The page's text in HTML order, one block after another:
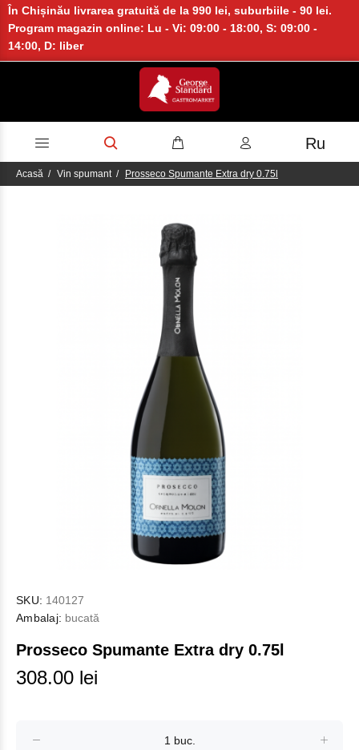
În Chișinău livrarea gratuită de la 990 lei, suburbiile - 90 lei.
Program magazin online: Lu - Vi: 09:00 - 18:00, S: 09:00 -
14:00, D: liber
Ru
Acasă Vin spumant Prosseco Spumante Extra dry 0.75l
SKU: 140127
Ambalaj: bucată
Prosseco Spumante Extra dry 0.75l
308.00 lei